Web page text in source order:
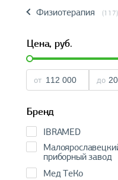
Физиотерапия (117)
Цена, руб.
от до
Бренд
IBRAMED
приборный завод
Мед ТеКо